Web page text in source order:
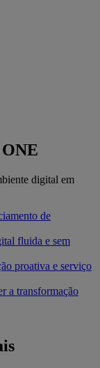
digital em
de
fluida e sem
proativa e serviço
a transformação